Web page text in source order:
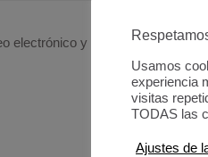
electrónico y web en este
Usamos
experiencia
visitas
TODAS las
Ajustes de